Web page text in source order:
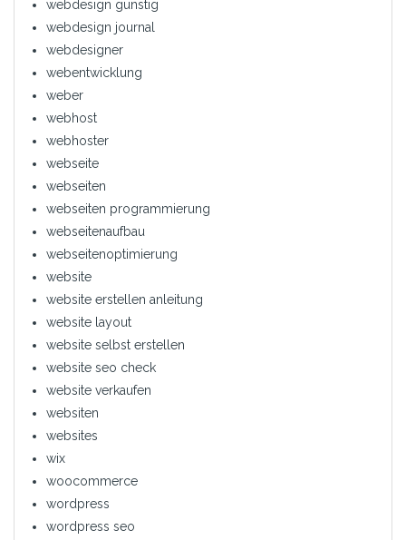
webdesign günstig
webdesign journal
webdesigner
webentwicklung
weber
webhost
webhoster
webseite
webseiten
webseiten programmierung
webseitenaufbau
webseitenoptimierung
website
website erstellen anleitung
website layout
website selbst erstellen
website seo check
website verkaufen
websiten
websites
wix
woocommerce
wordpress
wordpress seo